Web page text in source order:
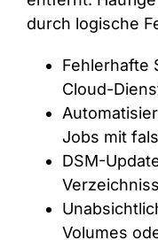
durch logische
Fehlerhafte
Cloud-
Jobs mit
DSM-
Volumes